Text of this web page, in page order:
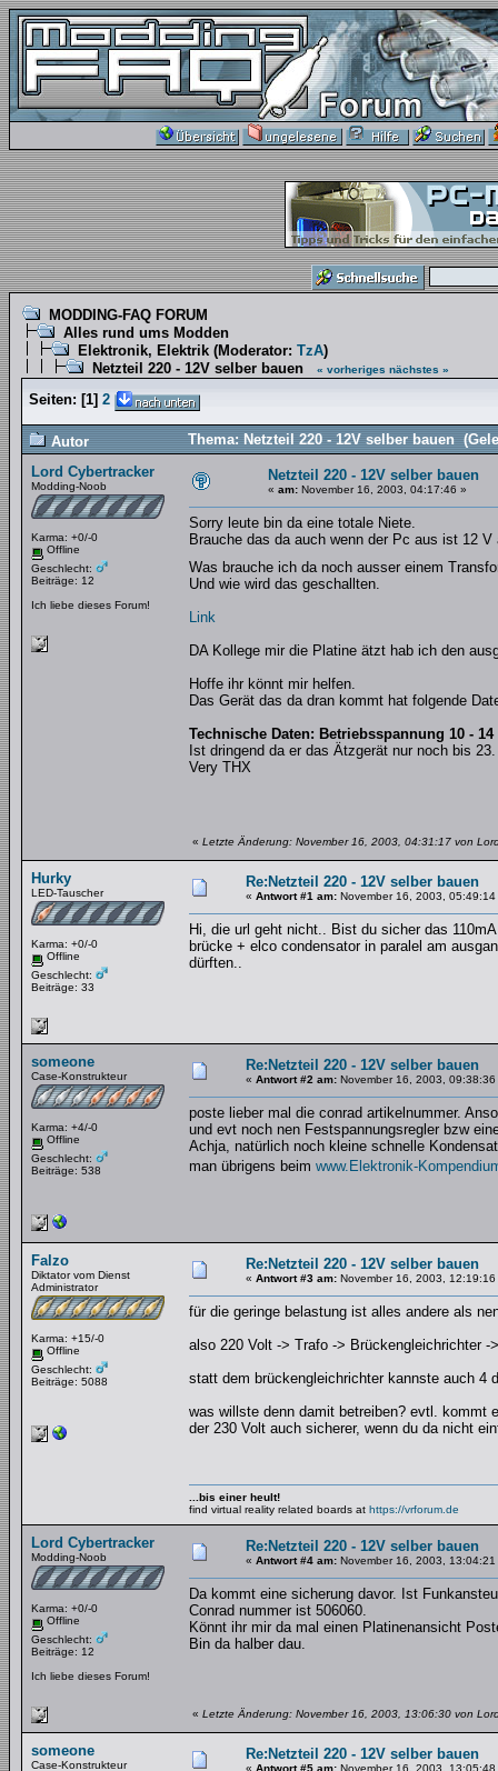
MODDING-FAQ FORUM
Alles rund ums Modden
Elektronik, Elektrik (Moderator: TzA)
Netzteil 220 - 12V selber bauen
« vorheriges nächstes »
Seiten: [1] 2
Autor
Thema: Netzteil 220 - 12V selber bauen
Lord Cybertracker
Modding-Noob
Karma: +0/-0
Offline
Geschlecht:
Beiträge: 12
Ich liebe dieses Forum!
Netzteil 220 - 12V selber bauen
« am: November 16, 2003, 04:17:46 »
Sorry leute bin da eine totale Niete.
Brauche das da auch wenn der Pc aus ist 12 V
Was brauche ich da noch ausser einem
Und wie wird das geschallten.
Link
DA Kollege mir die Platine ätzt hab ich den
Hoffe ihr könnt mir helfen.
Das Gerät das da dran kommt hat folgende
Technische Daten: Betriebsspannung 10 -
Ist dringend da er das Ätzgerät nur noch bis
Very THX
« Letzte Änderung: November 16, 2003, 04:31:17 von
Hurky
LED-Tauscher
Karma: +0/-0
Offline
Geschlecht:
Beiträge: 33
Re:Netzteil 220 - 12V selber bauen
« Antwort #1 am: November 16, 2003, 05:49:14
Hi, die url geht nicht.. Bist du sicher das
brücke + elco condensator in paralel am
dürften..
someone
Case-Konstrukteur
Karma: +4/-0
Offline
Geschlecht:
Beiträge: 538
Re:Netzteil 220 - 12V selber bauen
« Antwort #2 am: November 16, 2003, 09:38:36
poste lieber mal die conrad artikelnummer.
und evt noch nen Festspannungsregler bzw
Achja, natürlich noch kleine schnelle
man übrigens beim www.Elektronik-
Falzo
Diktator vom Dienst
Administrator
Karma: +15/-0
Offline
Geschlecht:
Beiträge: 5088
Re:Netzteil 220 - 12V selber bauen
« Antwort #3 am: November 16, 2003, 12:19:16
für die geringe belastung ist alles andere als
also 220 Volt -> Trafo -> Brückengleichrichter
statt dem brückengleichrichter kannste auch 4
was willste denn damit betreiben? evtl. kommt
der 230 Volt auch sicherer, wenn du da nicht
...bis einer heult!
find virtual reality related boards at https://vrforum.de
Lord Cybertracker
Modding-Noob
Karma: +0/-0
Offline
Geschlecht:
Beiträge: 12
Ich liebe dieses Forum!
Re:Netzteil 220 - 12V selber bauen
« Antwort #4 am: November 16, 2003, 13:04:21
Da kommt eine sicherung davor. Ist
Conrad nummer ist 506060.
Könnt ihr mir da mal einen Platinenansicht
Bin da halber dau.
« Letzte Änderung: November 16, 2003, 13:06:30 von
someone
Case-Konstrukteur
Re:Netzteil 220 - 12V selber bauen
« Antwort #5 am: November 16, 2003, 13:05:48